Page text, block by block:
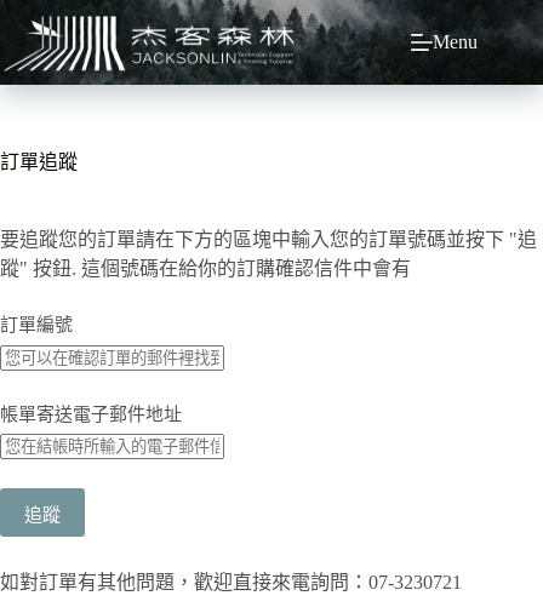
主
容
Menu
訂單追蹤
要追蹤您的訂單請在下方的區塊中輸入您的訂單號碼並按下 "追
蹤" 按鈕. 這個號碼在給你的訂購確認信件中會有
訂單編號
帳單寄送電子郵件地址
追蹤
如對訂單有其他問題，歡迎直接來電詢問：07-3230721